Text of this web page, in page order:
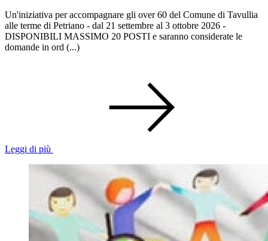
Un'iniziativa per accompagnare gli over 60 del Comune di Tavullia
alle terme di Petriano - dal 21 settembre al 3 ottobre 2026 -
DISPONIBILI MASSIMO 20 POSTI e saranno considerate le
domande in ord (...)
Leggi di più